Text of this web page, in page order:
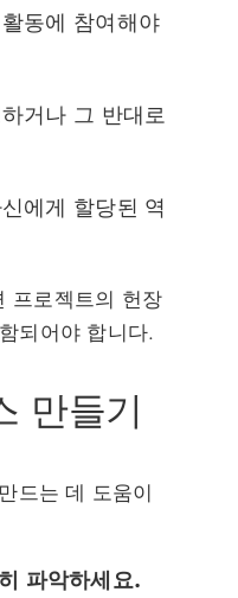
동에 참여해야
거나 그 반대로
에게 할당된 역
프로젝트의 헌장
되어야 합니다.
만들기
드는 데 도움이
파악하세요.